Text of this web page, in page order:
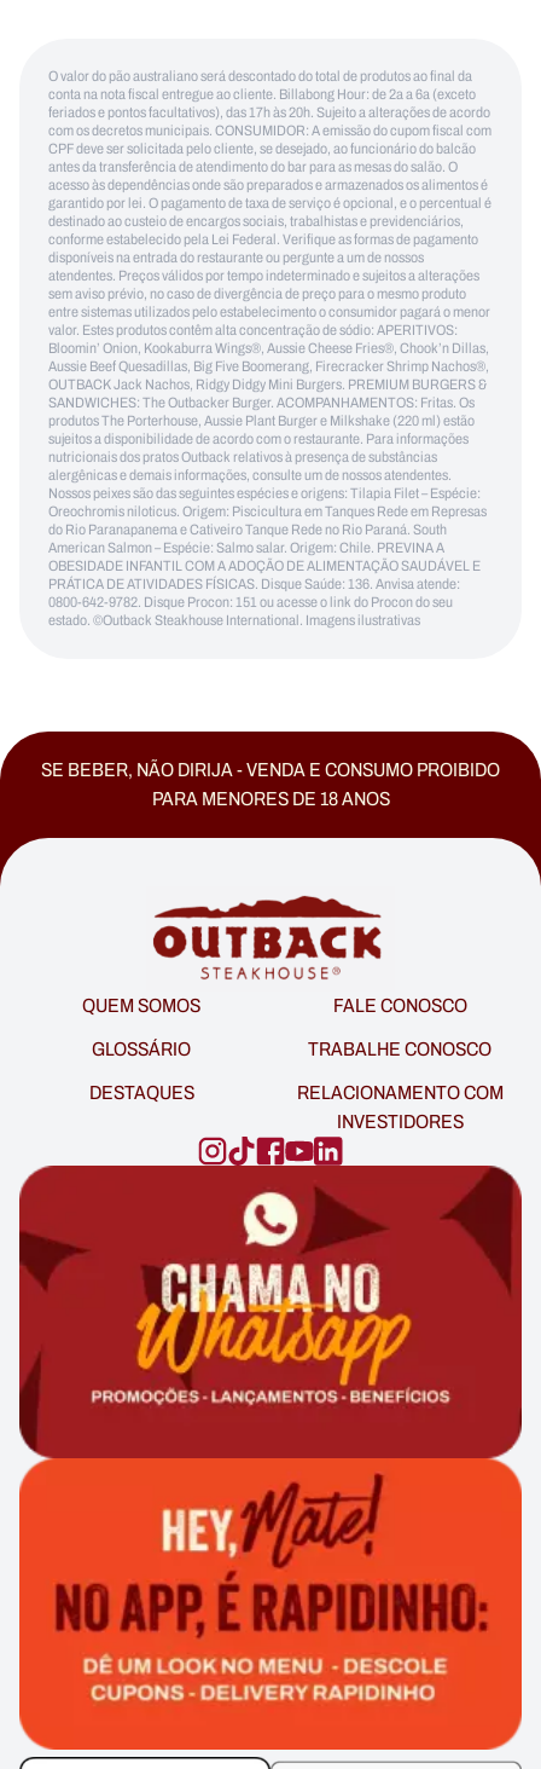
O valor do pão australiano será descontado do total de produtos ao final da
conta na nota fiscal entregue ao cliente. Billabong Hour: de 2a a 6a (exceto
feriados e pontos facultativos), das 17h às 20h. Sujeito a alterações de acordo
com os decretos municipais. CONSUMIDOR: A emissão do cupom fiscal com
CPF deve ser solicitada pelo cliente, se desejado, ao funcionário do balcão
antes da transferência de atendimento do bar para as mesas do salão. O
acesso às dependências onde são preparados e armazenados os alimentos é
garantido por lei. O pagamento de taxa de serviço é opcional, e o percentual é
destinado ao custeio de encargos sociais, trabalhistas e previdenciários,
conforme estabelecido pela Lei Federal. Verifique as formas de pagamento
disponíveis na entrada do restaurante ou pergunte a um de nossos
atendentes. Preços válidos por tempo indeterminado e sujeitos a alterações
sem aviso prévio, no caso de divergência de preço para o mesmo produto
entre sistemas utilizados pelo estabelecimento o consumidor pagará o menor
valor. Estes produtos contêm alta concentração de sódio: APERITIVOS:
Bloomin’ Onion, Kookaburra Wings®, Aussie Cheese Fries®, Chook’n Dillas,
Aussie Beef Quesadillas, Big Five Boomerang, Firecracker Shrimp Nachos®,
OUTBACK Jack Nachos, Ridgy Didgy Mini Burgers. PREMIUM BURGERS &
SANDWICHES: The Outbacker Burger. ACOMPANHAMENTOS: Fritas. Os
produtos The Porterhouse, Aussie Plant Burger e Milkshake (220 ml) estão
sujeitos a disponibilidade de acordo com o restaurante. Para informações
nutricionais dos pratos Outback relativos à presença de substâncias
alergênicas e demais informações, consulte um de nossos atendentes.
Nossos peixes são das seguintes espécies e origens: Tilapia Filet – Espécie:
Oreochromis niloticus. Origem: Piscicultura em Tanques Rede em Represas
do Rio Paranapanema e Cativeiro Tanque Rede no Rio Paraná. South
American Salmon – Espécie: Salmo salar. Origem: Chile. PREVINA A
OBESIDADE INFANTIL COM A ADOÇÃO DE ALIMENTAÇÃO SAUDÁVEL E
PRÁTICA DE ATIVIDADES FÍSICAS. Disque Saúde: 136. Anvisa atende:
0800-642-9782. Disque Procon: 151 ou acesse o link do Procon do seu
estado. ©Outback Steakhouse International. Imagens ilustrativas
SE BEBER, NÃO DIRIJA - VENDA E CONSUMO PROIBIDO
PARA MENORES DE 18 ANOS
QUEM SOMOS
FALE CONOSCO
GLOSSÁRIO
TRABALHE CONOSCO
DESTAQUES
RELACIONAMENTO COM
INVESTIDORES